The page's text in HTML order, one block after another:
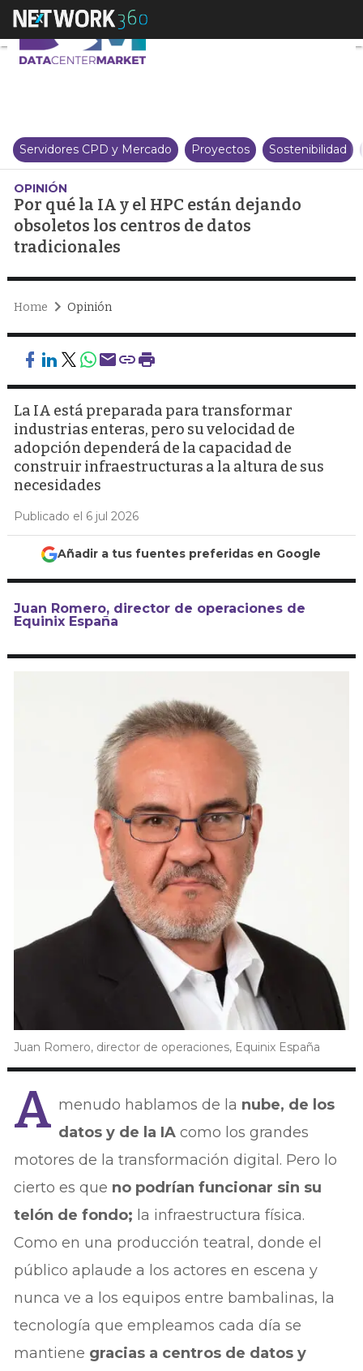
Por qué la IA y el HPC están
Servidores CPD y Mercado Proyectos Sostenibilidad
OPINIÓN
Por qué la IA y el HPC están dejando
obsoletos los centros de datos
tradicionales
Home Opinión
La IA está preparada para transformar
industrias enteras, pero su velocidad de
adopción dependerá de la capacidad de
construir infraestructuras a la altura de sus
necesidades
Publicado el 6 jul 2026
Añadir a tus fuentes preferidas en Google
Juan Romero, director de operaciones de
Equinix España
Juan Romero, director de operaciones, Equinix España
A menudo hablamos de la nube, de los
datos y de la IAcomo los grandes
motores de la transformación digital. Pero lo
cierto es que no podrían funcionar sin su
telón de fondo; la infraestructura física.
Como en una producción teatral, donde el
público aplaude a los actores en escena y
nunca ve a los equipos entre bambalinas, la
tecnología que empleamos cada día se
mantiene gracias a centros de datos y